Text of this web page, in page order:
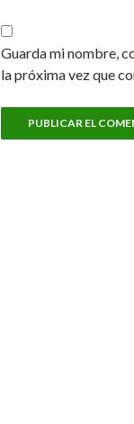
Guarda mi nombre,
la próxima vez que